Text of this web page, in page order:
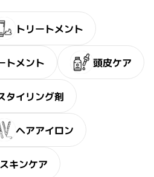
トリートメント
トメント 頭皮ケア
タイリング剤
ヘアアイロン
スキンケア